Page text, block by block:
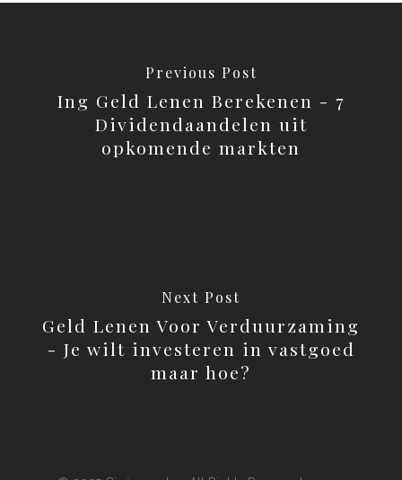
Previous Post
Ing Geld Lenen Berekenen - 7
Dividendaandelen uit
opkomende markten
Next Post
Geld Lenen Voor Verduurzaming
- Je wilt investeren in vastgoed
maar hoe?